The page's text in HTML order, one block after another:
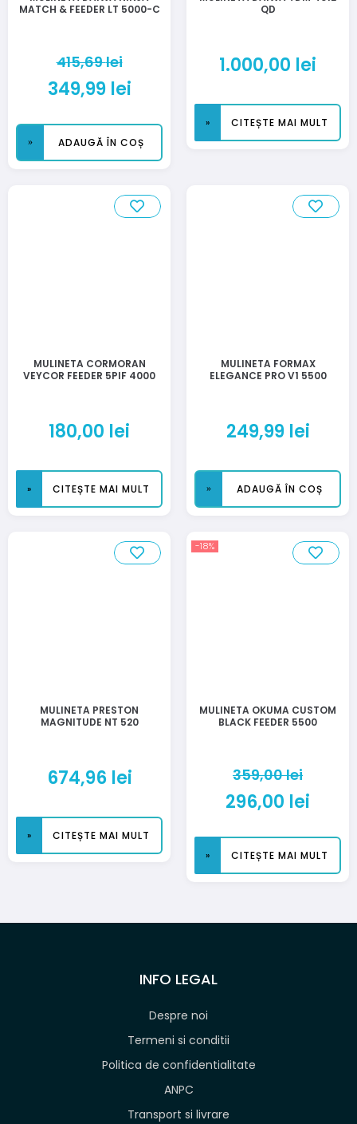
MATCH & FEEDER LT 5000-C
415,69lei
349,99 lei
ADAUGĂ ÎN COȘ
QD
1.000,00 lei
CITEȘTE MAI MULT
MULINETA CORMORAN
VEYCOR FEEDER 5PIF 4000
180,00 lei
CITEȘTE MAI MULT
MULINETA FORMAX
ELEGANCE PRO V1 5500
249,99 lei
ADAUGĂ ÎN COȘ
MULINETA PRESTON
MAGNITUDE NT 520
674,96 lei
CITEȘTE MAI MULT
-18%
MULINETA OKUMA CUSTOM
BLACK FEEDER 5500
359,00lei
296,00 lei
CITEȘTE MAI MULT
INFO LEGAL
Despre noi
Termeni si conditii
Politica de confidentialitate
ANPC
Transport si livrare